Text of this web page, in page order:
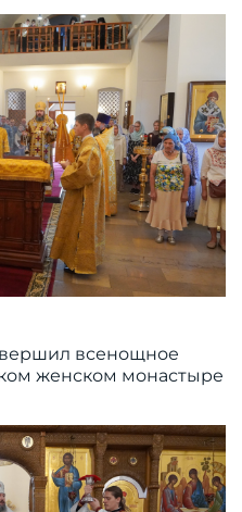
всенощное
женском монастыре